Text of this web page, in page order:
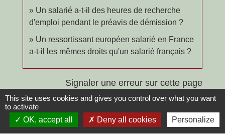
Un salarié a-t-il des heures de recherche
d'emploi pendant le préavis de démission ?
Un ressortissant européen salarié en France
a-t-il les mêmes droits qu'un salarié français ?
Signaler une erreur sur cette page
This site uses cookies and gives you control over what you want
to activate
OK, accept all
Deny all cookies Personalize